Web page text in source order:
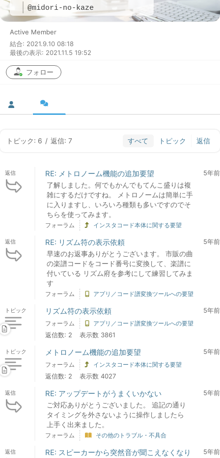
@midori-no-kaze
Active Member
結合: 2021.9.10 08:18
最後の表示: 2021.11.5 19:52
フォロー
トピック: 6 / 返信: 7 すべて トピック 返信
返信 RE: メトロノーム機能の追加要望
了解しました。何でもかんでもてんこ盛りは複
雑にするだけですね。 メトロノームは簡単に手
に入りますし、いろいろ種類も多いですのでそ
ちらを使ってみます。
5年前
フォーラム インスタコード本体に関する要望
返信 RE: リズム符の表示依頼
早速のお返事ありがとうございます。 市販の曲
の楽譜コードをコード番号に変換して、楽譜に
付いている リズム府を参考にして練習してみま
す
5年前
フォーラム アプリ／コード譜変換ツールへの要望
トピック リズム符の表示依頼 5年前
フォーラム アプリ／コード譜変換ツールへの要望
返信数: 2 表示数 3861
トピック メトロノーム機能の追加要望 5年前
フォーラム インスタコード本体に関する要望
返信数: 2 表示数 4027
返信 RE: アップデートがうまくいかない
ご対応ありがとうございました。 追記の通り
タイミングを外さないように操作しましたら
上手く出来ました。
5年前
フォーラム その他のトラブル・不具合
返信
RE: スピーカーから突然音が聞こえなくなり
5年前